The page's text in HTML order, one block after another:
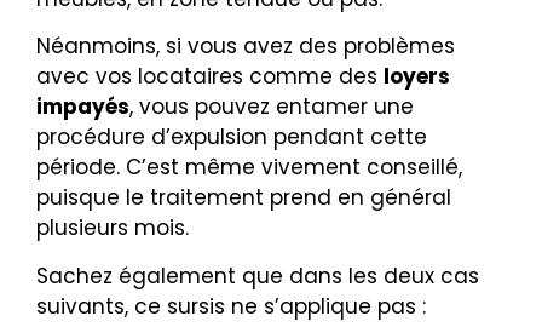
Néanmoins, si vous avez des problèmes
avec vos locataires comme des loyers
impayés, vous pouvez entamer une
procédure d’expulsion pendant cette
période. C’est même vivement conseillé,
puisque le traitement prend en général
plusieurs mois.
Sachez également que dans les deux cas
suivants, ce sursis ne s’applique pas :